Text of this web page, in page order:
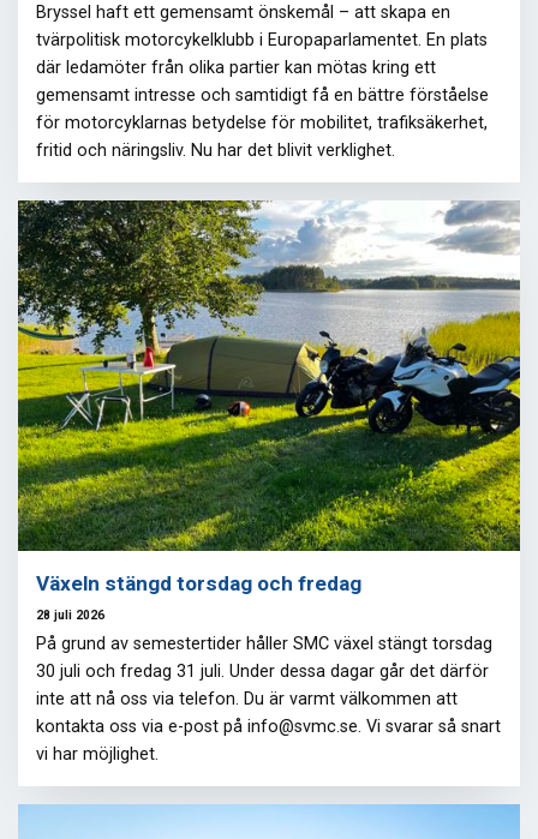
Bryssel haft ett gemensamt önskemål – att skapa en
tvärpolitisk motorcykelklubb i Europaparlamentet. En plats
där ledamöter från olika partier kan mötas kring ett
gemensamt intresse och samtidigt få en bättre förståelse
för motorcyklarnas betydelse för mobilitet, trafiksäkerhet,
fritid och näringsliv. Nu har det blivit verklighet.
Växeln stängd torsdag och fredag
28 juli 2026
På grund av semestertider håller SMC växel stängt torsdag
30 juli och fredag 31 juli. Under dessa dagar går det därför
inte att nå oss via telefon. Du är varmt välkommen att
kontakta oss via e-post på info@svmc.se. Vi svarar så snart
vi har möjlighet.